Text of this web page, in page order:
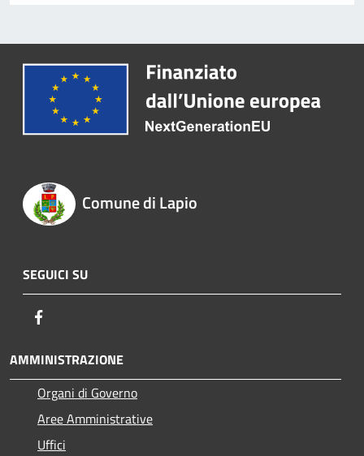
Comune di Lapio
SEGUICI SU
AMMINISTRAZIONE
Organi di Governo
Aree Amministrative
Uffici